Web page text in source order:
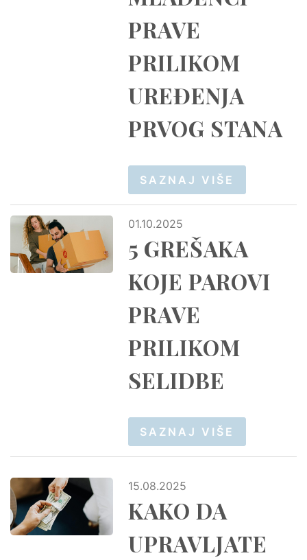
PRAVE
PRILIKOM
UREĐENJA
PRVOG STANA
SAZNAJ VIŠE
01.10.2025
5 GREŠAKA
KOJE PAROVI
PRAVE
PRILIKOM
SELIDBE
SAZNAJ VIŠE
15.08.2025
KAKO DA
UPRAVLJATE